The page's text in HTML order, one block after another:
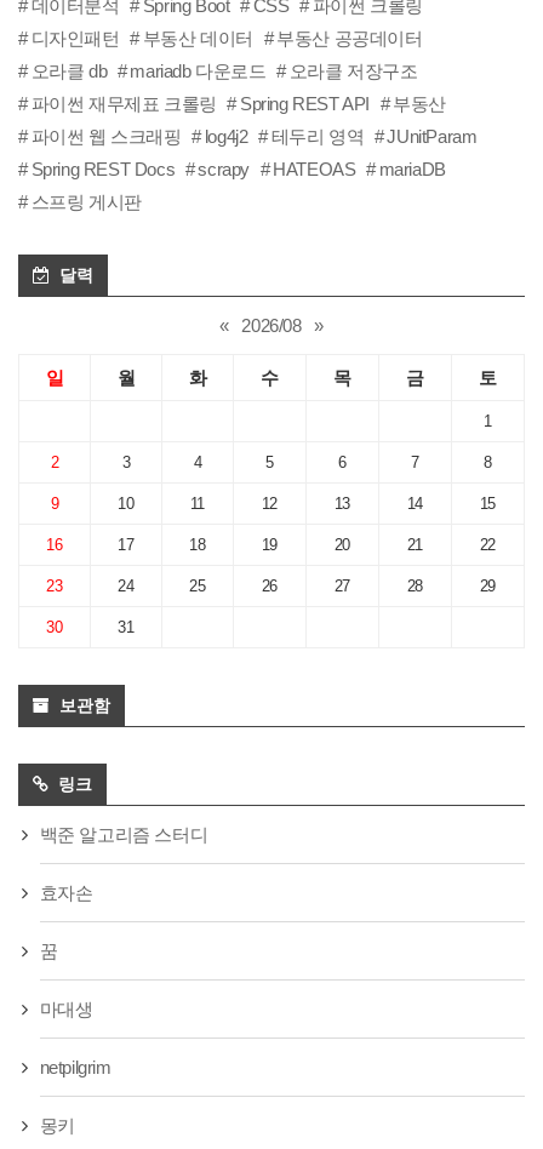
데이터분석
Spring Boot CSS
파이썬 크롤링
디자인패턴
부동산 데이터
부동산 공공데이터
오라클 db
mariadb 다운로드
오라클 저장구조
파이썬 재무제표 크롤링
Spring REST API
부동산
파이썬 웹 스크래핑
log4j2 테두리 영역
JUnitParam
Spring REST Docs
scrapy HATEOAS
mariaDB
스프링 게시판
달력
« 2026/08 »
일 월 화 수 목 금 토
1
2 3 4 5 6 7 8
9 10 11 12 13 14 15
16 17 18 19 20 21 22
23 24 25 26 27 28 29
30 31
보관함
링크
백준 알고리즘 스터디
효자손
꿈
마대생
netpilgrim
몽키